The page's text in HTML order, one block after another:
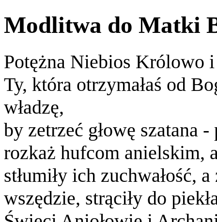
Modlitwa do Matki
Potężna Niebios Królowo
Ty, która otrzymałaś od
władzę,
by zetrzeć głowę szatana
rozkaż hufcom anielskim,
stłumiły ich zuchwałość,
wszędzie, strąciły do